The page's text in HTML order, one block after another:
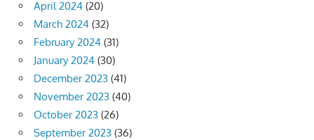
April 2024 (20)
March 2024 (32)
February 2024 (31)
January 2024 (30)
December 2023 (41)
November 2023 (40)
October 2023 (26)
September 2023 (36)